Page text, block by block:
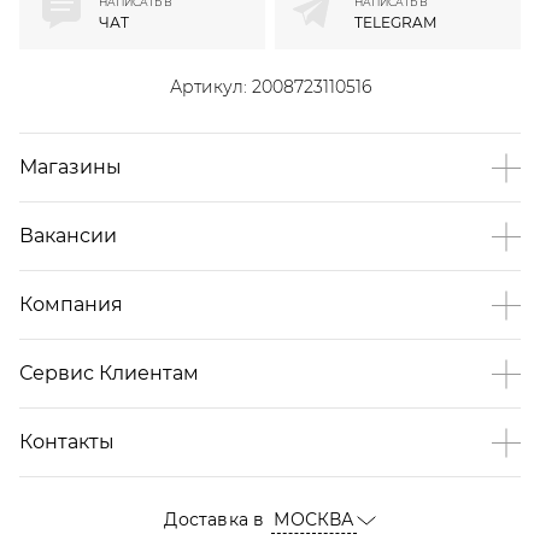
Артикул: 2008723110516
ЧАТ TELEGRAM
Магазины
Вакансии
Компания
Сервис Клиентам
Контакты
Доставка в МОСКВА